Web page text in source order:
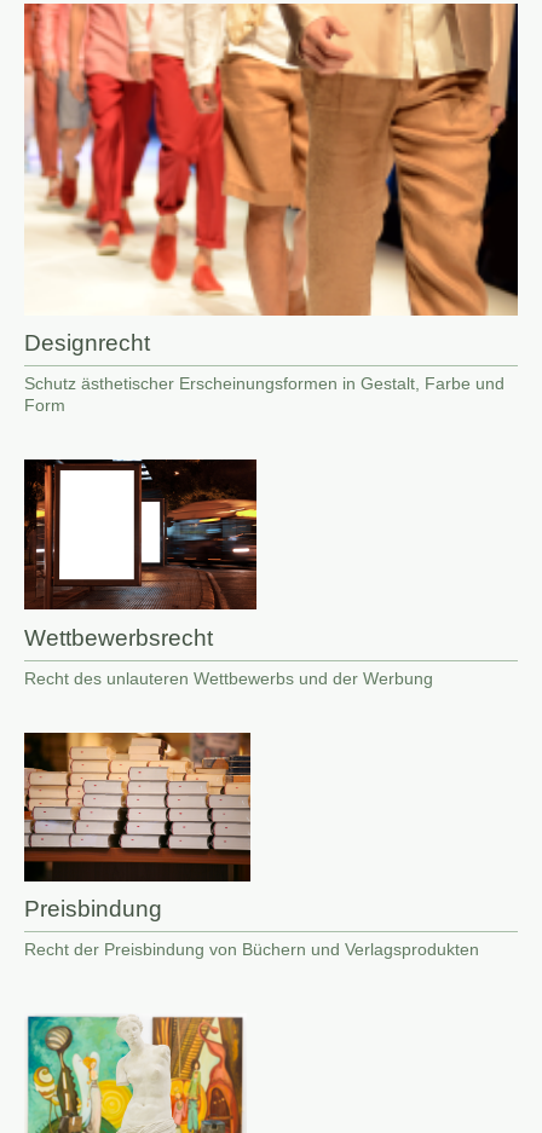
Designrecht
Schutz ästhetischer Erscheinungsformen in Gestalt, Farbe und
Form
Wettbewerbsrecht
Recht des unlauteren Wettbewerbs und der Werbung
Preisbindung
Recht der Preisbindung von Büchern und Verlagsprodukten